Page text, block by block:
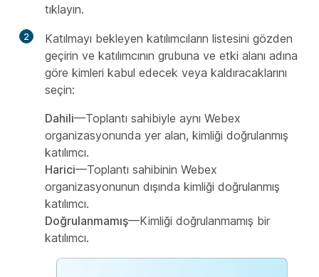
tıklayın.
2
Katılmayı bekleyen katılımcıların listesini gözden
geçirin ve katılımcının grubuna ve etki alanı adına
göre kimleri kabul edecek veya kaldıracaklarını
seçin:
Dahili—Toplantı sahibiyle aynı Webex
organizasyonunda yer alan, kimliği doğrulanmış
katılımcı.
Harici—Toplantı sahibinin Webex
organizasyonunun dışında kimliği doğrulanmış
katılımcı.
Doğrulanmamış—Kimliği doğrulanmamış bir
katılımcı.